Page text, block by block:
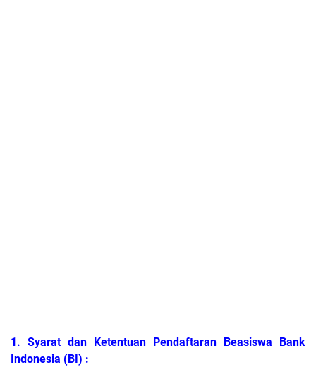
1. Syarat dan Ketentuan Pendaftaran Beasiswa Bank
Indonesia (BI) :